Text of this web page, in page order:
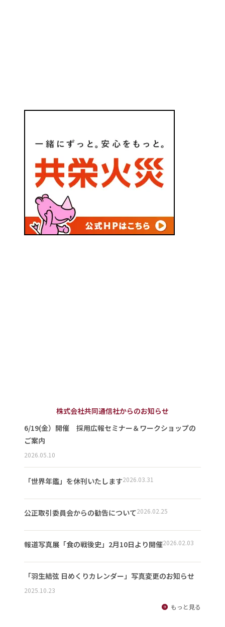
株式会社共同通信社からのお知らせ
6/19(金）開催 採用広報セミナー＆ワークショップの
ご案内
2026.05.10
「世界年鑑」を休刊いたします2026.03.31
公正取引委員会からの勧告について2026.02.25
報道写真展「食の戦後史」2月10日より開催2026.02.03
「羽生結弦 日めくりカレンダー」写真変更のお知らせ
2025.10.23
もっと見る